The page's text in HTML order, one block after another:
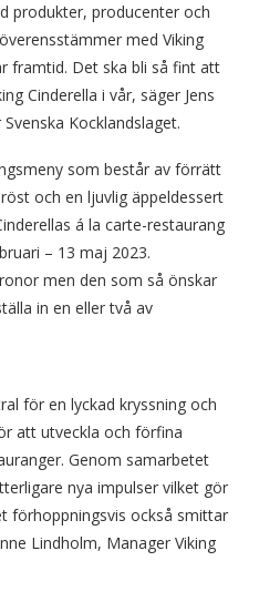
produkter, producenter och
med Viking
framtid. Det ska bli så fint att
Cinderella i vår, säger Jens
Kocklandslaget.
som består av förrätt
och en ljuvlig äppeldessert
á la carte-restaurang
– 13 maj 2023.
men den som så önskar
in en eller två av
för en lyckad kryssning och
att utveckla och förfina
Genom samarbetet
nya impulser vilket gör
förhoppningsvis också smittar
Lindholm, Manager Viking